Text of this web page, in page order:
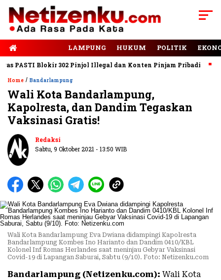
LAMPUNG HUKUM POLITIK
Blokir 302 Pinjol Illegal dan Konten Pinjam Pribadi
Home / Bandarlampung
Wali Kota Bandarlampung,
Kapolresta, dan Dandim Tegaskan
Vaksinasi Gratis!
Redaksi
Sabtu, 9 Oktober 2021 - 13:50 WIB
Wali Kota Bandarlampung Eva Dwiana didampingi Kapolresta
Bandarlampung Kombes Ino Harianto dan Dandim 0410/KBL
Kolonel Inf Romas Herlandes saat meninjau Gebyar Vaksinasi
Covid-19 di Lapangan Saburai, Sabtu (9/10). Foto: Netizenku.com
Bandarlampung (Netizenku.com): Wali Kota
Baca Juga
Mayang: Sinergi Lintas
Lembaga Kunci Perlindungan
Masyarakat